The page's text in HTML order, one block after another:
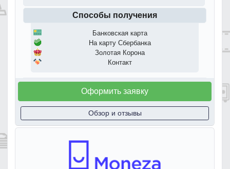
Способы получения
Банковская карта
На карту Сбербанка
Золотая Корона
Контакт
Оформить заявку
Обзор и отзывы